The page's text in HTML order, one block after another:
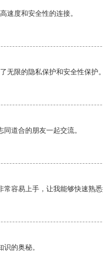
速度和安全性的连接。
无限的隐私保护和安全性保护。
道合的朋友一起交流。
容易上手，让我能够快速熟悉
的奥秘。